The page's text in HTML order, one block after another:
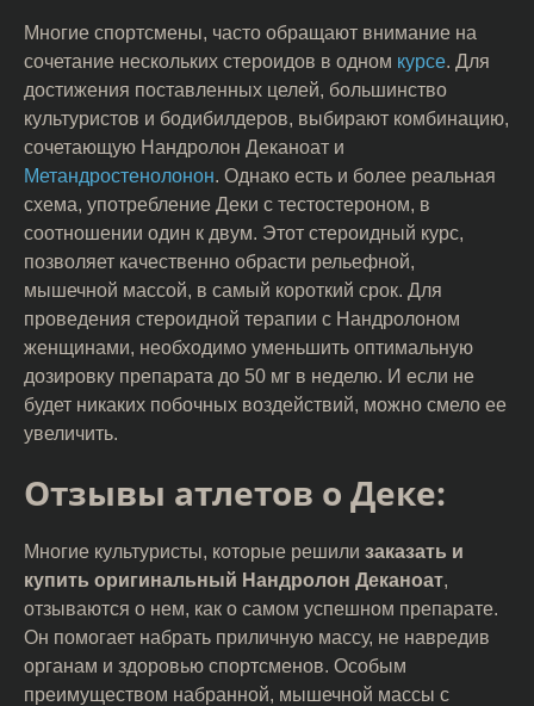
Многие спортсмены, часто обращают внимание на
сочетание нескольких стероидов в одном курсе. Для
достижения поставленных целей, большинство
культуристов и бодибилдеров, выбирают комбинацию,
сочетающую Нандролон Деканоат и
Метандростенолонон. Однако есть и более реальная
схема, употребление Деки с тестостероном, в
соотношении один к двум. Этот стероидный курс,
позволяет качественно обрасти рельефной,
мышечной массой, в самый короткий срок. Для
проведения стероидной терапии с Нандролоном
женщинами, необходимо уменьшить оптимальную
дозировку препарата до 50 мг в неделю. И если не
будет никаких побочных воздействий, можно смело ее
увеличить.
Отзывы атлетов о Деке:
Многие культуристы, которые решили заказать и
купить оригинальный Нандролон Деканоат,
отзываются о нем, как о самом успешном препарате.
Он помогает набрать приличную массу, не навредив
органам и здоровью спортсменов. Особым
преимуществом набранной, мышечной массы с